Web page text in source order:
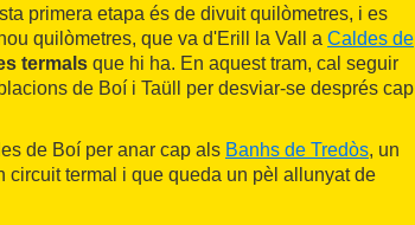
primera etapa és de divuit quilòmetres, i es
quilòmetres, que va d'Erill la Vall a Caldes de
termals que hi ha. En aquest tram, cal seguir
de Boí i Taüll per desviar-se després cap
de Boí per anar cap als Banhs de Tredòs, un
circuit termal i que queda un pèl allunyat de